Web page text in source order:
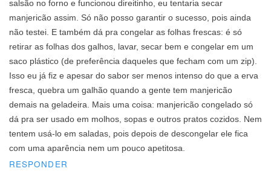
salsão no forno e funcionou direitinho, eu tentaria secar
manjericão assim. Só não posso garantir o sucesso, pois ainda
não testei. E também dá pra congelar as folhas frescas: é só
retirar as folhas dos galhos, lavar, secar bem e congelar em um
saco plástico (de preferência daqueles que fecham com um zip).
Isso eu já fiz e apesar do sabor ser menos intenso do que a erva
fresca, quebra um galhão quando a gente tem manjericão
demais na geladeira. Mais uma coisa: manjericão congelado só
dá pra ser usado em molhos, sopas e outros pratos cozidos. Nem
tentem usá-lo em saladas, pois depois de descongelar ele fica
com uma aparência nem um pouco apetitosa.
RESPONDER